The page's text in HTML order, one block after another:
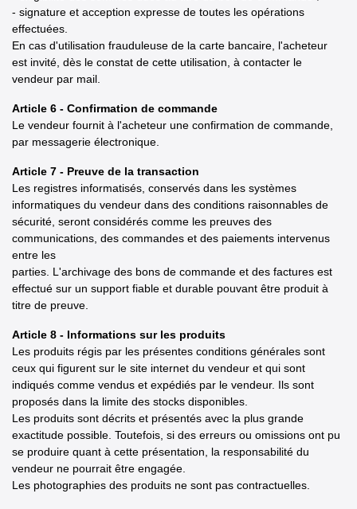
- signature et acception expresse de toutes les opérations
effectuées.
En cas d'utilisation frauduleuse de la carte bancaire, l'acheteur
est invité, dès le constat de cette utilisation, à contacter le
vendeur par mail.
Article 6 - Confirmation de commande
Le vendeur fournit à l'acheteur une confirmation de commande,
par messagerie électronique.
Article 7 - Preuve de la transaction
Les registres informatisés, conservés dans les systèmes
informatiques du vendeur dans des conditions raisonnables de
sécurité, seront considérés comme les preuves des
communications, des commandes et des paiements intervenus
entre les
parties. L'archivage des bons de commande et des factures est
effectué sur un support fiable et durable pouvant être produit à
titre de preuve.
Article 8 - Informations sur les produits
Les produits régis par les présentes conditions générales sont
ceux qui figurent sur le site internet du vendeur et qui sont
indiqués comme vendus et expédiés par le vendeur. Ils sont
proposés dans la limite des stocks disponibles.
Les produits sont décrits et présentés avec la plus grande
exactitude possible. Toutefois, si des erreurs ou omissions ont pu
se produire quant à cette présentation, la responsabilité du
vendeur ne pourrait être engagée.
Les photographies des produits ne sont pas contractuelles.